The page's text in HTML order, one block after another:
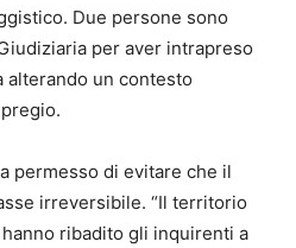
Due persone sono
per aver intrapreso
alterando un contesto
permesso di evitare che il
irreversibile. “Il territorio
ribadito gli inquirenti a